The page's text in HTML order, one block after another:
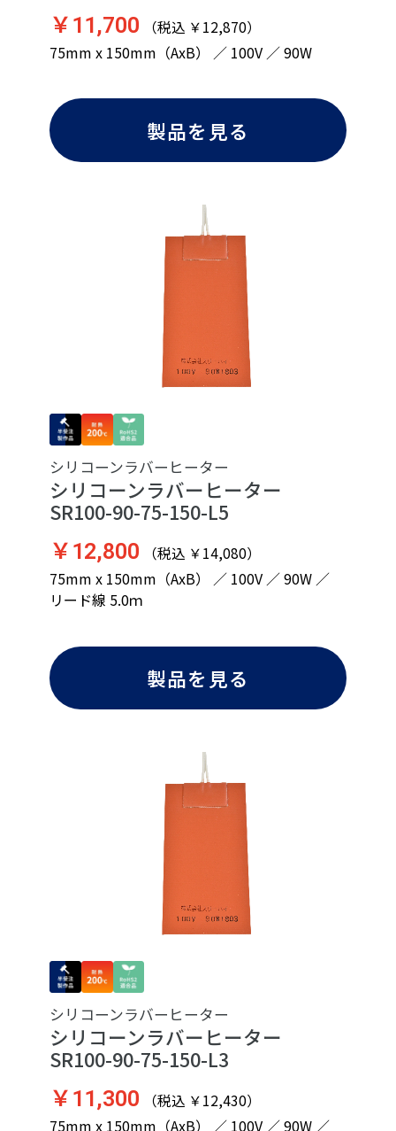
￥11,700 （税込 ￥12,870）
75mm x 150mm（AxB） ／ 100V ／ 90W
製品を見る
シリコーンラバーヒーター
シリコーンラバーヒーター
SR100-90-75-150-L5
￥12,800 （税込 ￥14,080）
75mm x 150mm（AxB） ／ 100V ／ 90W ／
リード線 5.0ｍ
製品を見る
シリコーンラバーヒーター
シリコーンラバーヒーター
SR100-90-75-150-L3
￥11,300 （税込 ￥12,430）
75mm x 150mm（AxB） ／ 100V ／ 90W ／